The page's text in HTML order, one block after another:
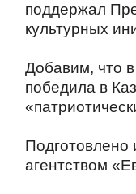
поддержал
культурных
Добавим, что
победила в
агентством